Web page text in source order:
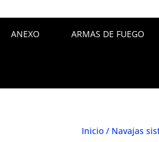
ANEXO ARMAS DE FUEGO
Inicio / Navajas